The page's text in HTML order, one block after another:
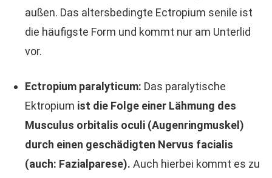
außen. Das altersbedingte Ectropium senile ist
die häufigste Form und kommt nur am Unterlid
vor.
Ectropium paralyticum: Das paralytische
Ektropium ist die Folge einer Lähmung des
Musculus orbitalis oculi (Augenringmuskel)
durch einen geschädigten Nervus facialis
(auch: Fazialparese). Auch hierbei kommt es zu